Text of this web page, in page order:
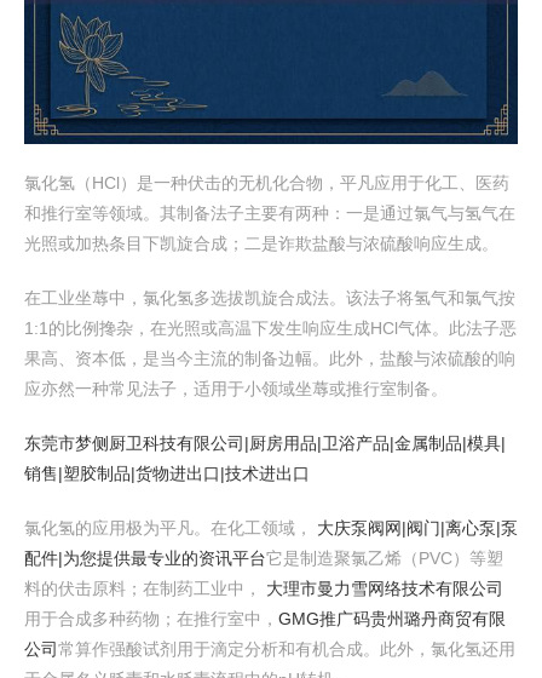
氯化氢（HCl）是一种伏击的无机化合物，平凡应用于化工、医药
和推行室等领域。其制备法子主要有两种：一是通过氯气与氢气在
光照或加热条目下凯旋合成；二是诈欺盐酸与浓硫酸响应生成。
在工业坐蓐中，氯化氢多选拔凯旋合成法。该法子将氢气和氯气按
1:1的比例搀杂，在光照或高温下发生响应生成HCl气体。此法子恶
果高、资本低，是当今主流的制备边幅。此外，盐酸与浓硫酸的响
应亦然一种常见法子，适用于小领域坐蓐或推行室制备。
东莞市梦侧厨卫科技有限公司|厨房用品|卫浴产品|金属制品|模具|
销售|塑胶制品|货物进出口|技术进出口
氯化氢的应用极为平凡。在化工领域， 大庆泵阀网|阀门|离心泵|泵
配件|为您提供最专业的资讯平台它是制造聚氯乙烯（PVC）等塑
料的伏击原料；在制药工业中， 大理市曼力雪网络技术有限公司
用于合成多种药物；在推行室中， GMG推广码贵州璐丹商贸有限
公司常算作强酸试剂用于滴定分析和有机合成。此外，氯化氢还用